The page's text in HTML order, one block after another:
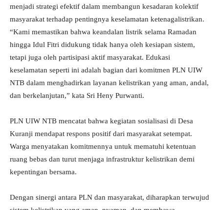
menjadi strategi efektif dalam membangun kesadaran kolektif
masyarakat terhadap pentingnya keselamatan ketenagalistrikan.
“Kami memastikan bahwa keandalan listrik selama Ramadan
hingga Idul Fitri didukung tidak hanya oleh kesiapan sistem,
tetapi juga oleh partisipasi aktif masyarakat. Edukasi
keselamatan seperti ini adalah bagian dari komitmen PLN UIW
NTB dalam menghadirkan layanan kelistrikan yang aman, andal,
dan berkelanjutan,” kata Sri Heny Purwanti.
PLN UIW NTB mencatat bahwa kegiatan sosialisasi di Desa
Kuranji mendapat respons positif dari masyarakat setempat.
Warga menyatakan komitmennya untuk mematuhi ketentuan
ruang bebas dan turut menjaga infrastruktur kelistrikan demi
kepentingan bersama.
Dengan sinergi antara PLN dan masyarakat, diharapkan terwujud